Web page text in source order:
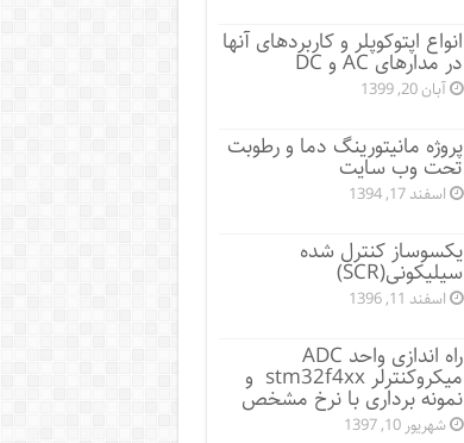
انواع اپتوکوپلر و کاربردهای آنها
در مدارهای AC و DC
آبان 20, 1399
پروژه مانيتورينگ دما و رطوبت
تحت وب سایت
اسفند 17, 1394
یکسوساز کنترل شده
سیلیکونی(SCR)
اسفند 11, 1396
راه اندازی واحد ADC
میکروکنترلر stm32f4xx و
نمونه برداری با نرخ مشخص
شهریور 10, 1397